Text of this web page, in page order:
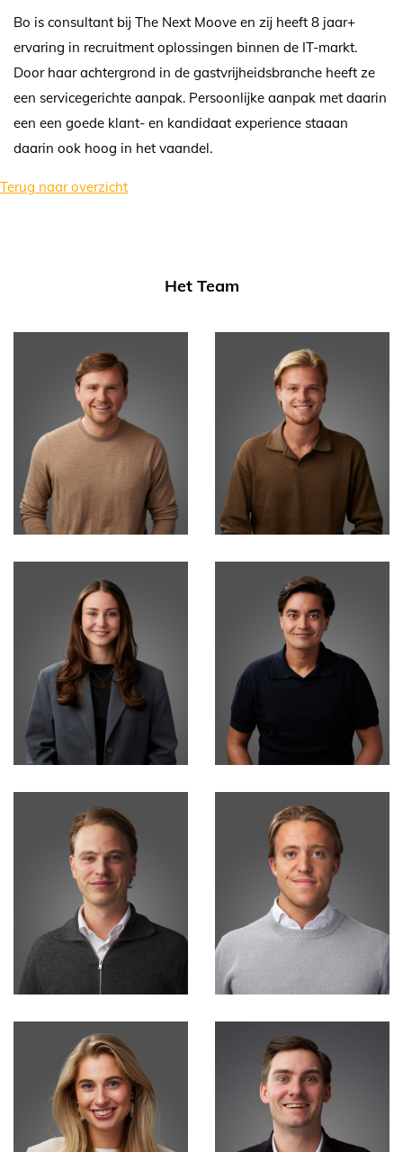
Bo is consultant bij The Next Moove en zij heeft 8 jaar+
ervaring in recruitment oplossingen binnen de IT-markt.
Door haar achtergrond in de gastvrijheidsbranche heeft ze
een servicegerichte aanpak. Persoonlijke aanpak met daarin
een een goede klant- en kandidaat experience staaan
daarin ook hoog in het vaandel.
Terug naar overzicht
Het Team
Maarten Faessen
Business Manager
Timo Baumann
Financiële & Contract
Administratie
Kyara van Zurk
Marketing
Max Houtgraaf
Financial consultant
Djan Kramer Daan Ernst